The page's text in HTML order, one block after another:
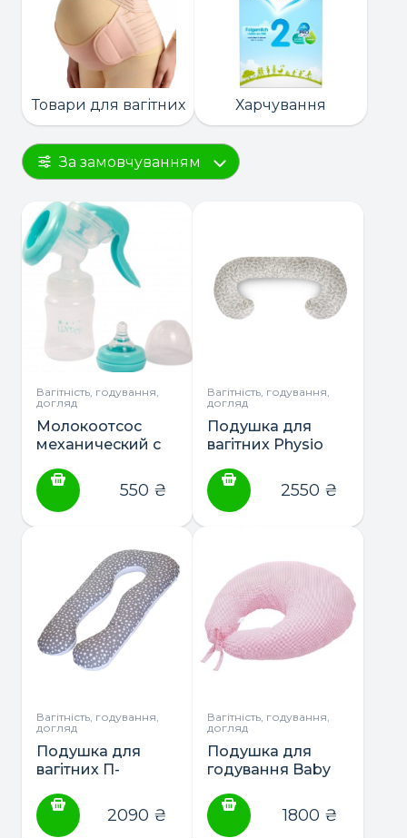
Товари для вагітних Харчування
За замовчуванням
Вагітність, годування,
догляд
Молокоотсос
механический с
550 ₴
Вагітність, годування,
догляд
Подушка для
вагітних Physio
2550 ₴
Вагітність, годування,
догляд
Подушка для
вагітних П-
Верес 140*75*15
2090 ₴
Вагітність, годування,
догляд
Подушка для
годування Baby
pink” (200*90)
1800 ₴